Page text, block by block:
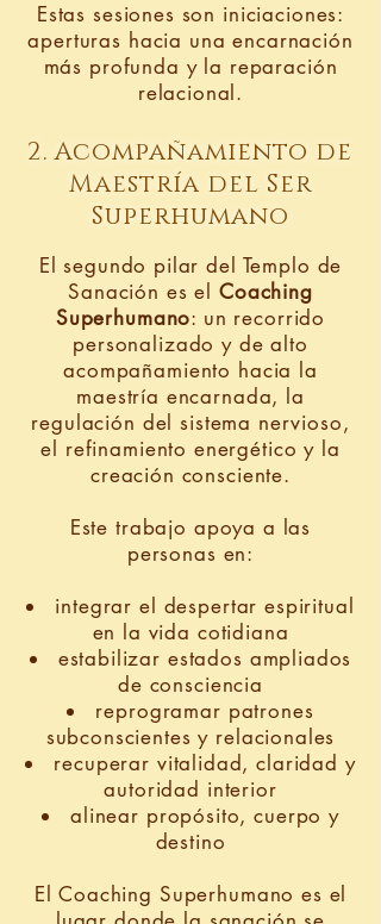
Estas sesiones son iniciaciones:
aperturas hacia una encarnación
más profunda y la reparación
relacional.
2. Acompañamiento de
Maestría del Ser
Superhumano
El segundo pilar del Templo de
Sanación es el Coaching
Superhumano: un recorrido
personalizado y de alto
acompañamiento hacia la
maestría encarnada, la
regulación del sistema nervioso,
el refinamiento energético y la
creación consciente.
Este trabajo apoya a las
personas en:
integrar el despertar espiritual
en la vida cotidiana
estabilizar estados ampliados
de consciencia
reprogramar patrones
subconscientes y relacionales
recuperar vitalidad, claridad y
autoridad interior
alinear propósito, cuerpo y
destino
El Coaching Superhumano es el